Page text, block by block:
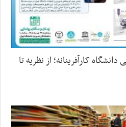
کارآفرینانه؛ از نظریه تا